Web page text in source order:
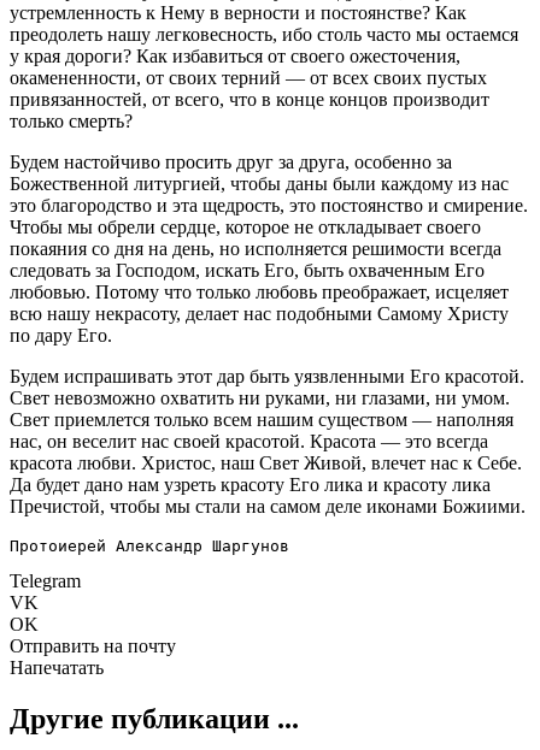
устремленность к Нему в верности и постоянстве? Как
преодолеть нашу легковесность, ибо столь часто мы остаемся
у края дороги? Как избавиться от своего ожесточения,
окамененности, от своих терний — от всех своих пустых
привязанностей, от всего, что в конце концов производит
только смерть?
Будем настойчиво просить друг за друга, особенно за
Божественной литургией, чтобы даны были каждому из нас
это благородство и эта щедрость, это постоянство и смирение.
Чтобы мы обрели сердце, которое не откладывает своего
покаяния со дня на день, но исполняется решимости всегда
следовать за Господом, искать Его, быть охваченным Его
любовью. Потому что только любовь преображает, исцеляет
всю нашу некрасоту, делает нас подобными Самому Христу
по дару Его.
Будем испрашивать этот дар быть уязвленными Его красотой.
Свет невозможно охватить ни руками, ни глазами, ни умом.
Свет приемлется только всем нашим существом — наполняя
нас, он веселит нас своей красотой. Красота — это всегда
красота любви. Христос, наш Свет Живой, влечет нас к Себе.
Да будет дано нам узреть красоту Его лика и красоту лика
Пречистой, чтобы мы стали на самом деле иконами Божиими.
Протоиерей Александр Шаргунов
Telegram
VK
OK
Отправить на почту
Напечатать
Другие публикации ...